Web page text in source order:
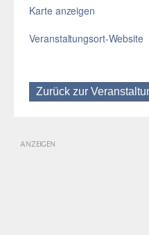
Karte anzeigen
Veranstaltungsort-Website
Zurück zur
ANZEIGEN